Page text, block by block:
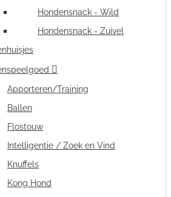
Hondensnack - Wild
Hondensnack - Zuivel
Apporteren/Training
Ballen
Flostouw
Intelligentie / Zoek en Vind
Knuffels
Kong Hond